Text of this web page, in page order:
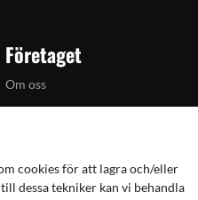
cookies för att lagra och/eller
dessa tekniker kan vi behandla
Företaget
Om oss
Grain till gram-kalkylator